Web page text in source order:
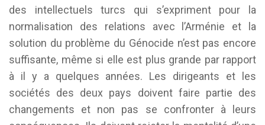
des intellectuels turcs qui s’expriment pour la
normalisation des relations avec l’Arménie et la
solution du problème du Génocide n’est pas encore
suffisante, même si elle est plus grande par rapport
à il y a quelques années. Les dirigeants et les
sociétés des deux pays doivent faire partie des
changements et non pas se confronter à leurs